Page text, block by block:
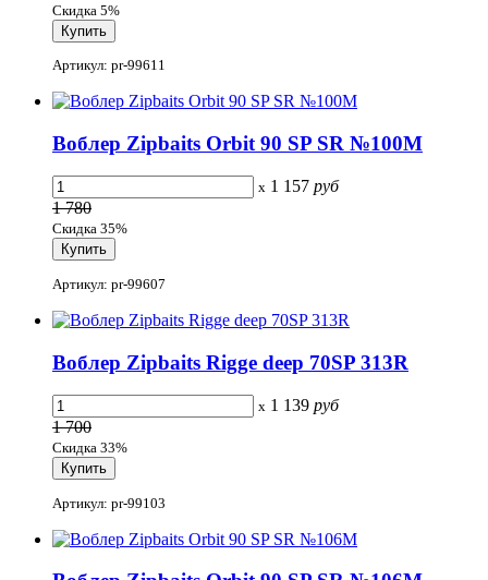
Скидка 5%
Артикул: pr-99611
Воблер Zipbaits Orbit 90 SP SR №100M
x 1 157 руб
1 780
Скидка 35%
Артикул: pr-99607
Воблер Zipbaits Rigge deep 70SP 313R
x 1 139 руб
1 700
Скидка 33%
Артикул: pr-99103